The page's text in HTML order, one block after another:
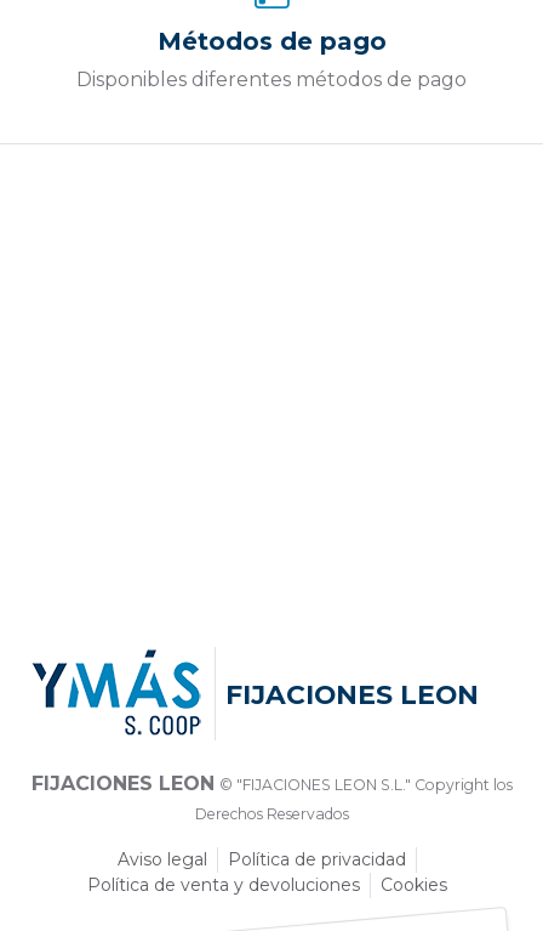
Métodos de pago
Disponibles diferentes métodos de pago
FIJACIONES LEON
FIJACIONES LEON © "FIJACIONES LEON S.L." Copyright los
Derechos Reservados
Aviso legal
Política de privacidad
Política de venta y devoluciones
Cookies